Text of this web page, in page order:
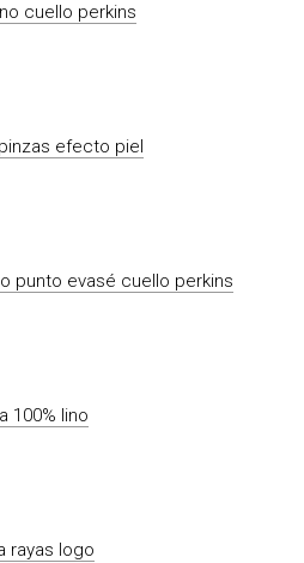
cuello perkins
efecto piel
punto evasé cuello perkins
100% lino
rayas logo